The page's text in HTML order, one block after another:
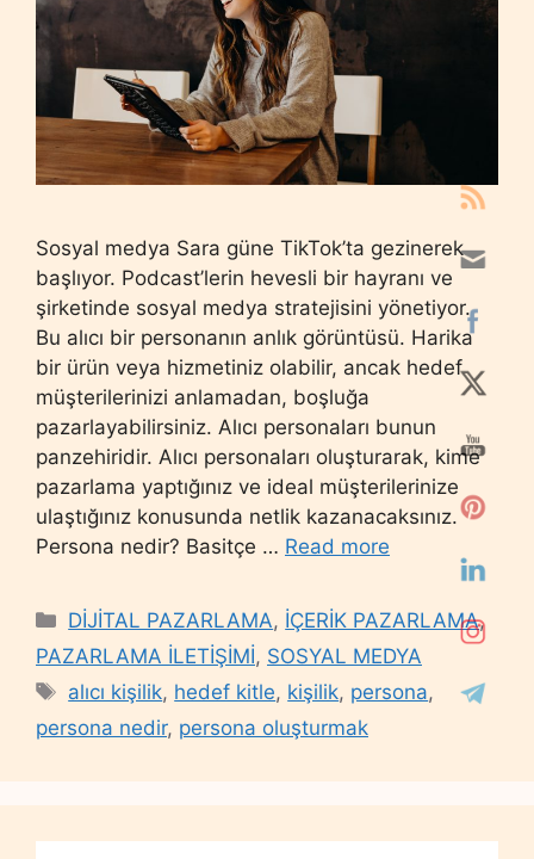
Sosyal medya Sara güne TikTok’ta gezinerek
başlıyor. Podcast’lerin hevesli bir hayranı ve
şirketinde sosyal medya stratejisini yönetiyor.
Bu alıcı bir personanın anlık görüntüsü. Harika
bir ürün veya hizmetiniz olabilir, ancak hedef
müşterilerinizi anlamadan, boşluğa
pazarlayabilirsiniz. Alıcı personaları bunun
panzehiridir. Alıcı personaları oluşturarak, kime
pazarlama yaptığınız ve ideal müşterilerinize
ulaştığınız konusunda netlik kazanacaksınız.
Persona nedir? Basitçe … Read more
Categories
DİJİTAL PAZARLAMA, İÇERİK PAZARLAMA,
PAZARLAMA İLETİŞİMİ, SOSYAL MEDYA
Tags
alıcı kişilik, hedef kitle, kişilik, persona,
persona nedir, persona oluşturmak